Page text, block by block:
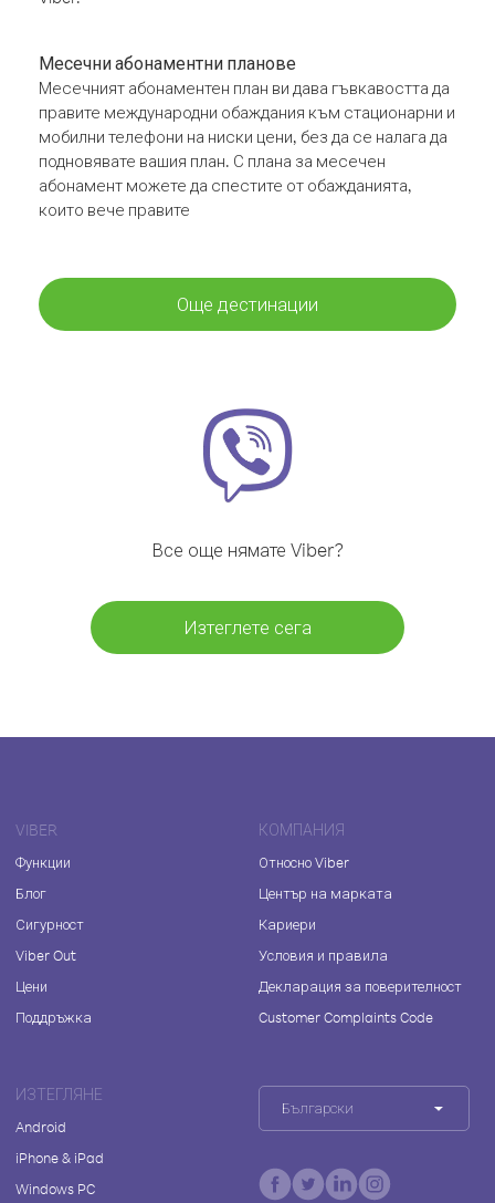
Месечни абонаментни планове
Месечният абонаментен план ви дава гъвкавостта да
правите международни обаждания към стационарни и
мобилни телефони на ниски цени, без да се налага да
подновявате вашия план. С плана за месечен
абонамент можете да спестите от обажданията,
които вече правите
Още дестинации
Все още нямате Viber?
Изтеглете сега
VIBER
Функции
Блог
Сигурност
Viber Out
Цени
Поддръжка
КОМПАНИЯ
Относно Viber
Център на марката
Кариери
Условия и правила
Декларация за поверителност
Customer Complaints Code
ИЗТЕГЛЯНЕ
Android
iPhone & iPad
Windows PC
Български